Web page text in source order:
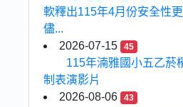
軟釋出115年4月份安全性
儘...
2026-07-15
45
115年湳雅國小五乙菸
制表演影片
2026-08-06
43